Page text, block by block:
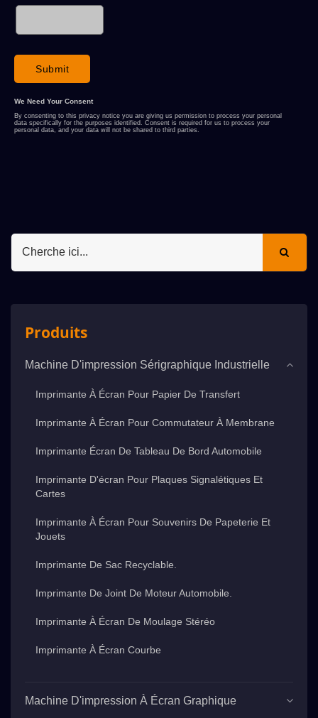
Produits
Machine D'impression Sérigraphique Industrielle
Imprimante À Écran Pour Papier De Transfert
Imprimante À Écran Pour Commutateur À Membrane
Imprimante Écran De Tableau De Bord Automobile
Imprimante D'écran Pour Plaques Signalétiques Et
Cartes
Imprimante À Écran Pour Souvenirs De Papeterie Et
Jouets
Imprimante De Sac Recyclable.
Imprimante De Joint De Moteur Automobile.
Imprimante À Écran De Moulage Stéréo
Imprimante À Écran Courbe
Machine D'impression À Écran Graphique